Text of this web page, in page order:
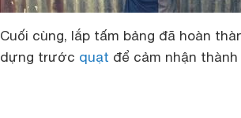
Cuối cùng, lắp tấm bảng đã hoàn
dựng trước quạt để cảm nhận